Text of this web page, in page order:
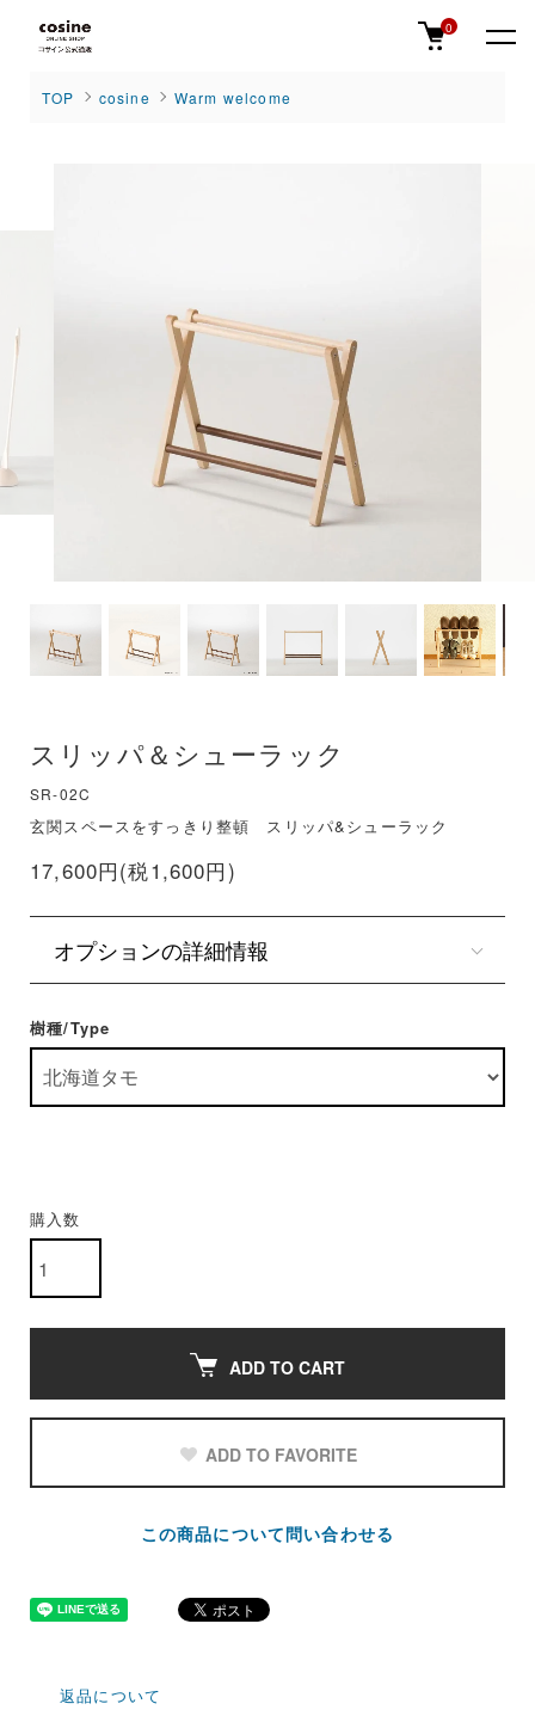
0
TOP cosine Warm welcome
スリッパ＆シューラック
SR-02C
玄関スペースをすっきり整頓 スリッパ&シューラック
17,600円(税1,600円)
オプションの詳細情報
樹種/Type
購入数
ADD TO CART
ADD TO FAVORITE
この商品について問い合わせる
返品について